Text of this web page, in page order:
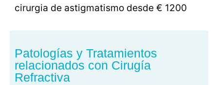
cirurgia de astigmatismo desde € 1200
Patologías y Tratamientos
relacionados con Cirugía
Refractiva